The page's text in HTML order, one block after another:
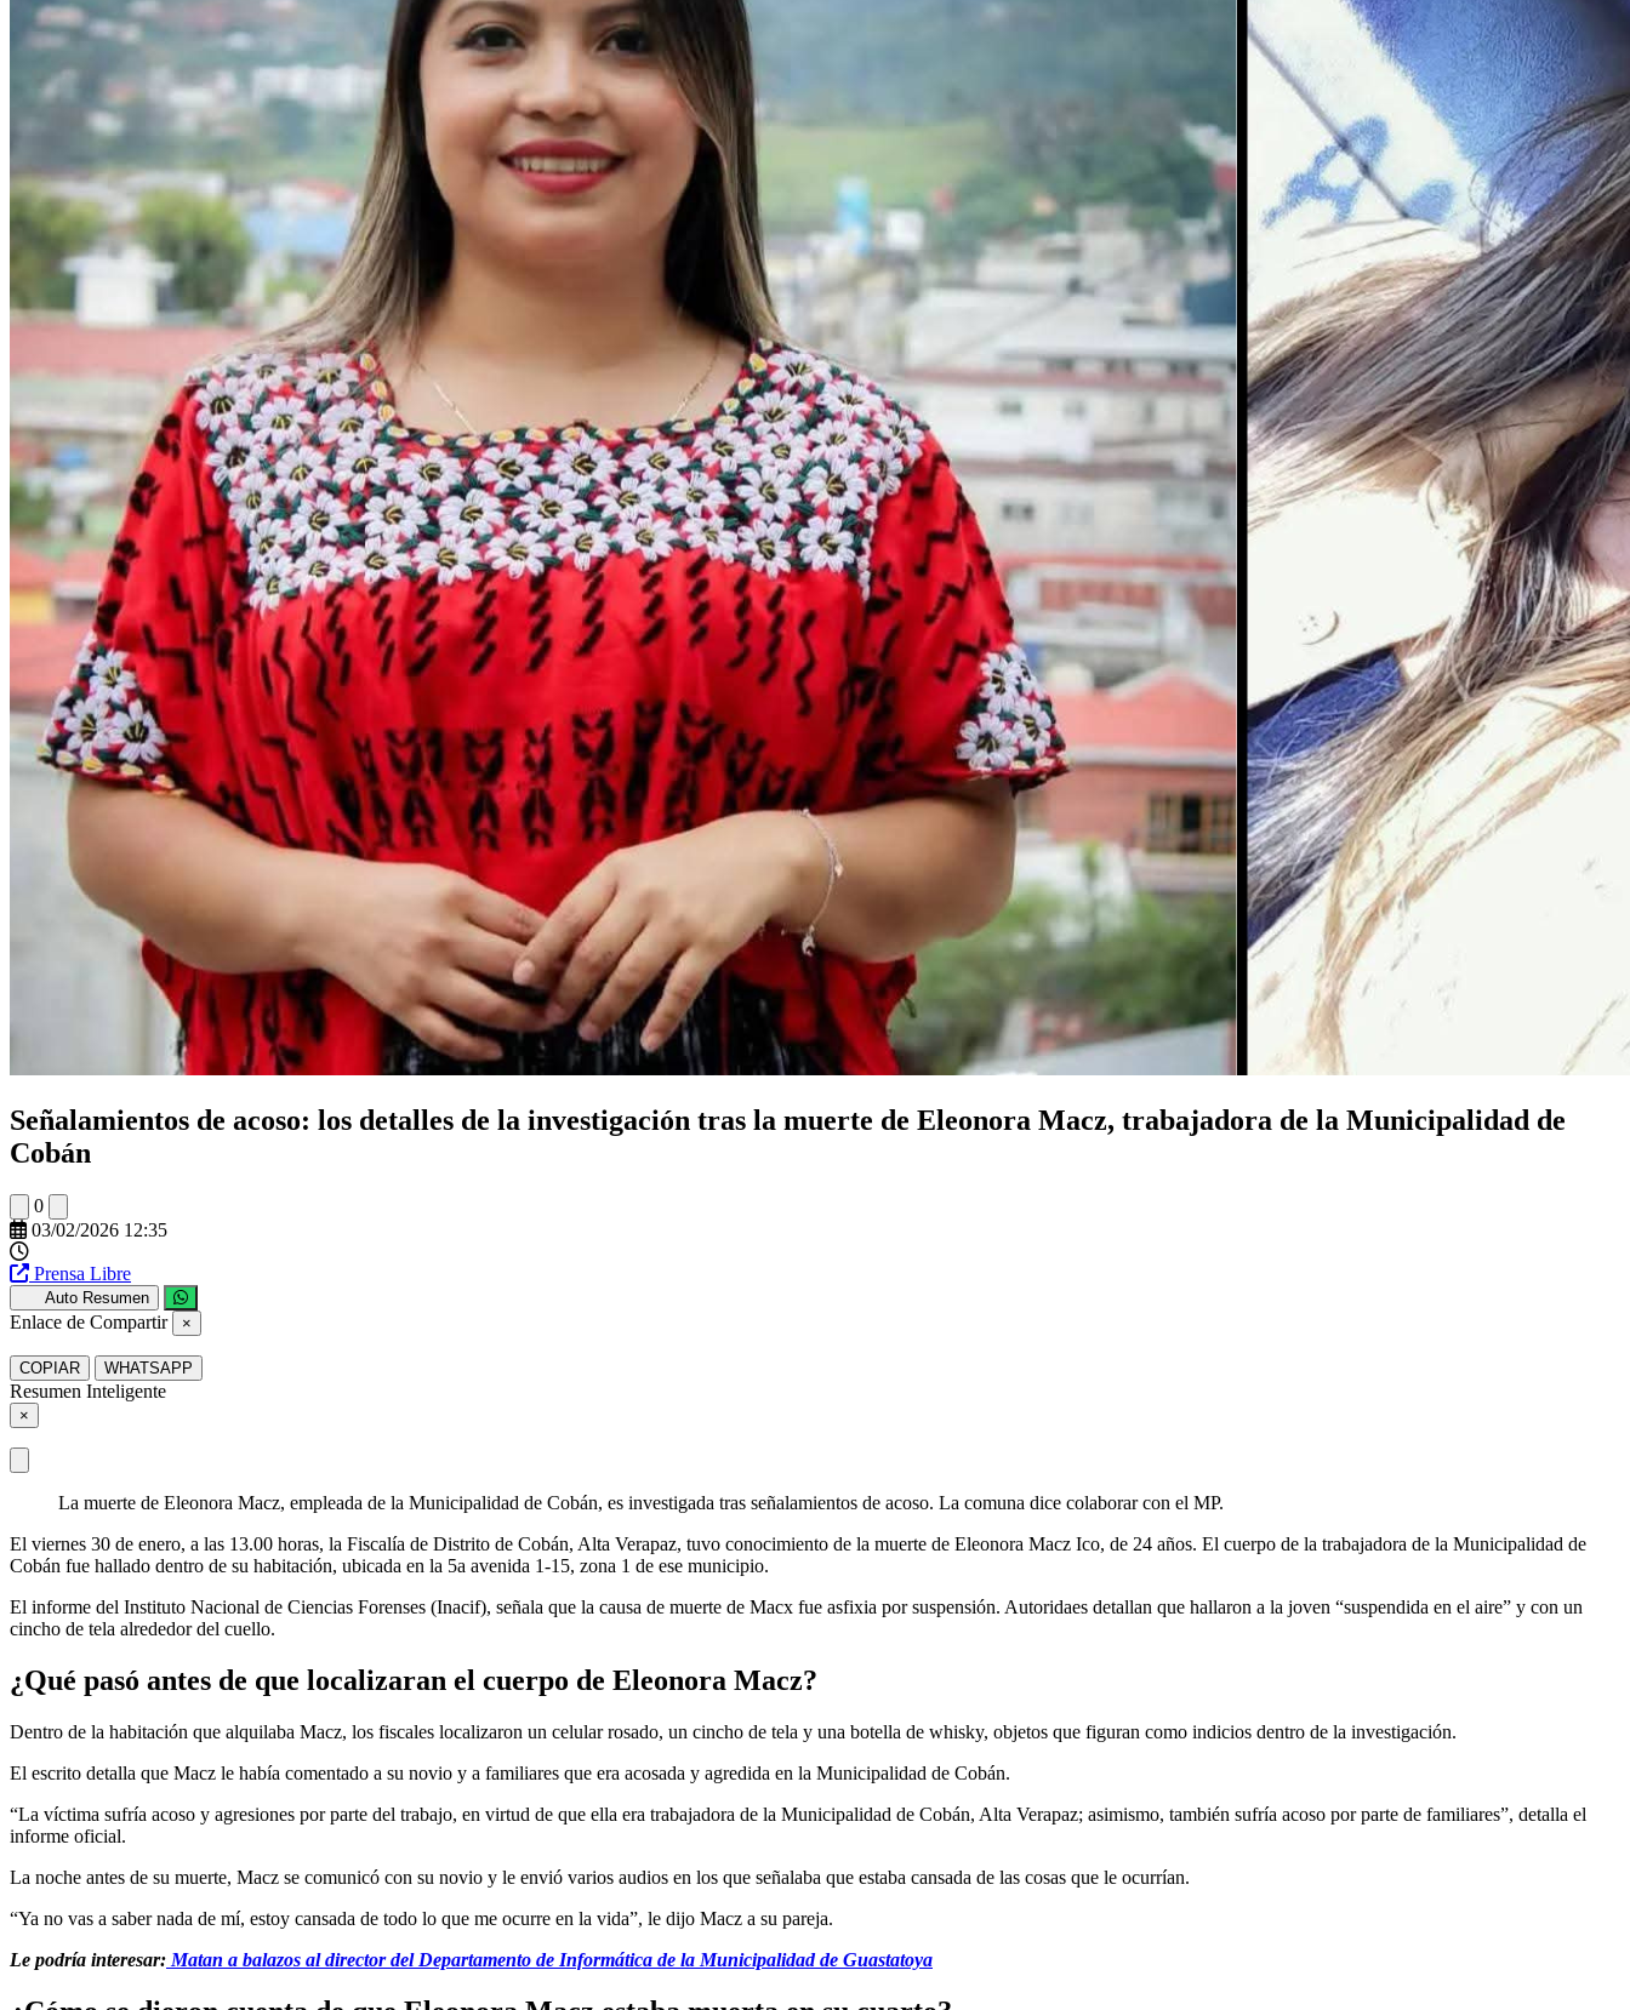
Señalamientos de acoso: los detalles de la investigación tras la muerte de Eleonora Macz, trabajadora de la Municipalidad de
Cobán
0
03/02/2026 12:35
Prensa Libre
Auto Resumen
Enlace de Compartir ×
COPIAR WHATSAPP
Resumen Inteligente
×
La muerte de Eleonora Macz, empleada de la Municipalidad de Cobán, es investigada tras señalamientos de acoso. La comuna dice colaborar con el MP.
El viernes 30 de enero, a las 13.00 horas, la Fiscalía de Distrito de Cobán, Alta Verapaz, tuvo conocimiento de la muerte de Eleonora Macz Ico, de 24 años. El cuerpo de la trabajadora de la Municipalidad de
Cobán fue hallado dentro de su habitación, ubicada en la 5a avenida 1-15, zona 1 de ese municipio.
El informe del Instituto Nacional de Ciencias Forenses (Inacif), señala que la causa de muerte de Macx fue asfixia por suspensión. Autoridaes detallan que hallaron a la joven “suspendida en el aire” y con un
cincho de tela alrededor del cuello.
¿Qué pasó antes de que localizaran el cuerpo de Eleonora Macz?
Dentro de la habitación que alquilaba Macz, los fiscales localizaron un celular rosado, un cincho de tela y una botella de whisky, objetos que figuran como indicios dentro de la investigación.
El escrito detalla que Macz le había comentado a su novio y a familiares que era acosada y agredida en la Municipalidad de Cobán.
“La víctima sufría acoso y agresiones por parte del trabajo, en virtud de que ella era trabajadora de la Municipalidad de Cobán, Alta Verapaz; asimismo, también sufría acoso por parte de familiares”, detalla el
informe oficial.
La noche antes de su muerte, Macz se comunicó con su novio y le envió varios audios en los que señalaba que estaba cansada de las cosas que le ocurrían.
“Ya no vas a saber nada de mí, estoy cansada de todo lo que me ocurre en la vida”, le dijo Macz a su pareja.
Le podría interesar: Matan a balazos al director del Departamento de Informática de la Municipalidad de Guastatoya